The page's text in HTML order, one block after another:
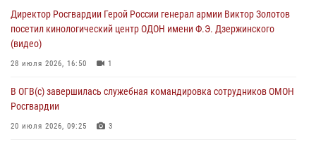
07 августа 2026, 11:18
Директор Росгвардии Герой России генерал армии Виктор Золотов
посетил кинологический центр ОДОН имени Ф.Э. Дзержинского
(видео)
28 июля 2026, 16:50 1
В ОГВ(с) завершилась служебная командировка сотрудников ОМОН
Росгвардии
20 июля 2026, 09:25 3